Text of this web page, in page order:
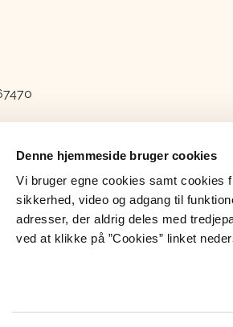
Denne hjemmeside bruger cookies
Vi bruger egne cookies samt cookies
sikkerhed, video og adgang til
adresser, der aldrig deles med
ved at klikke på ”Cookies” linket
– 15.00